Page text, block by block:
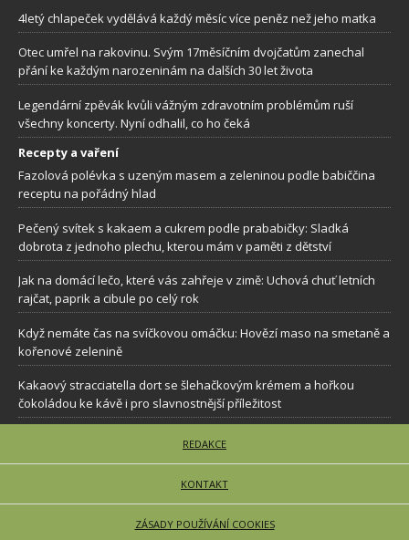
4letý chlapeček vydělává každý měsíc více peněz než jeho matka
Otec umřel na rakovinu. Svým 17měsíčním dvojčatům zanechal
přání ke každým narozeninám na dalších 30 let života
Legendární zpěvák kvůli vážným zdravotním problémům ruší
všechny koncerty. Nyní odhalil, co ho čeká
Recepty a vaření
Fazolová polévka s uzeným masem a zeleninou podle babiččina
receptu na pořádný hlad
Pečený svítek s kakaem a cukrem podle prababičky: Sladká
dobrota z jednoho plechu, kterou mám v paměti z dětství
Jak na domácí lečo, které vás zahřeje v zimě: Uchová chuť letních
rajčat, paprik a cibule po celý rok
Když nemáte čas na svíčkovou omáčku: Hovězí maso na smetaně a
kořenové zelenině
Kakaový stracciatella dort se šlehačkovým krémem a hořkou
čokoládou ke kávě i pro slavnostnější příležitost
REDAKCE
KONTAKT
ZÁSADY POUŽÍVÁNÍ COOKIES